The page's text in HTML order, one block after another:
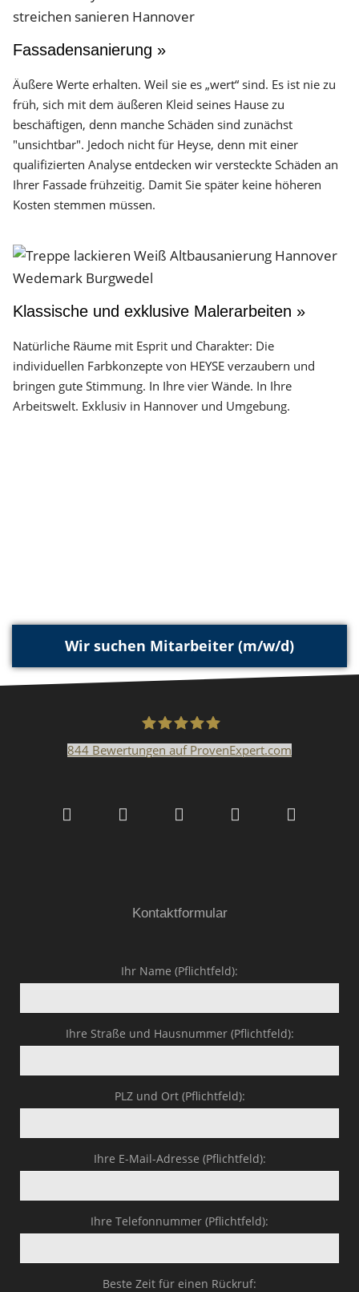
Fassadensanierung »
Äußere Werte erhalten. Weil sie es „wert“ sind. Es ist nie zu
früh, sich mit dem äußeren Kleid seines Hause zu
beschäftigen, denn manche Schäden sind zunächst
"unsichtbar". Jedoch nicht für Heyse, denn mit einer
qualifizierten Analyse entdecken wir versteckte Schäden an
Ihrer Fassade frühzeitig. Damit Sie später keine höheren
Kosten stemmen müssen.
Klassische und exklusive Malerarbeiten »
Natürliche Räume mit Esprit und Charakter: Die
individuellen Farbkonzepte von HEYSE verzaubern und
bringen gute Stimmung. In Ihre vier Wände. In Ihre
Arbeitswelt. Exklusiv in Hannover und Umgebung.
Wir suchen Mitarbeiter (m/w/d)
GmbH & Co.KG
844 Bewertungen auf ProvenExpert.com
Kontaktformular
Ihr Name (Pflichtfeld):
Ihre Straße und Hausnummer (Pflichtfeld):
PLZ und Ort (Pflichtfeld):
Ihre E-Mail-Adresse (Pflichtfeld):
Ihre Telefonnummer (Pflichtfeld):
Beste Zeit für einen Rückruf: